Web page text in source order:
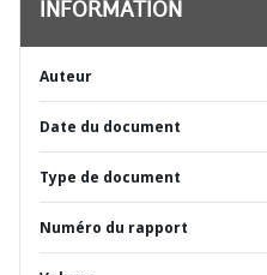
INFORMATION
Auteur
Date du document
Type de document
Numéro du rapport